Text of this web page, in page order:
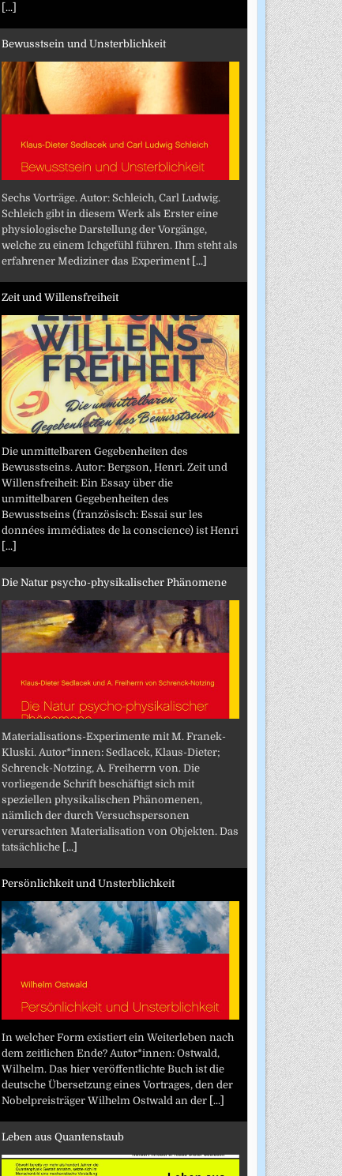
[...]
Bewusstsein und Unsterblichkeit
Sechs Vorträge. Autor: Schleich, Carl Ludwig.
Schleich gibt in diesem Werk als Erster eine
physiologische Darstellung der Vorgänge,
welche zu einem Ichgefühl führen. Ihm steht als
erfahrener Mediziner das Experiment [...]
Zeit und Willensfreiheit
Die unmittelbaren Gegebenheiten des
Bewusstseins. Autor: Bergson, Henri. Zeit und
Willensfreiheit: Ein Essay über die
unmittelbaren Gegebenheiten des
Bewusstseins (französisch: Essai sur les
données immédiates de la conscience) ist Henri
[...]
Die Natur psycho-physikalischer Phänomene
Materialisations-Experimente mit M. Franek-
Kluski. Autor*innen: Sedlacek, Klaus-Dieter;
Schrenck-Notzing, A. Freiherrn von. Die
vorliegende Schrift beschäftigt sich mit
speziellen physikalischen Phänomenen,
nämlich der durch Versuchspersonen
verursachten Materialisation von Objekten. Das
tatsächliche [...]
Persönlichkeit und Unsterblichkeit
In welcher Form existiert ein Weiterleben nach
dem zeitlichen Ende? Autor*innen: Ostwald,
Wilhelm. Das hier veröffentlichte Buch ist die
deutsche Übersetzung eines Vortrages, den der
Nobelpreisträger Wilhelm Ostwald an der [...]
Leben aus Quantenstaub